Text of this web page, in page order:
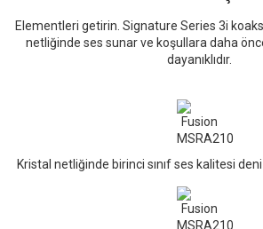
Elementleri getirin. Signature Series 3i
netliğinde ses sunar ve koşullara daha
dayanıklıdır.
Kristal netliğinde birinci sınıf ses kalitesi